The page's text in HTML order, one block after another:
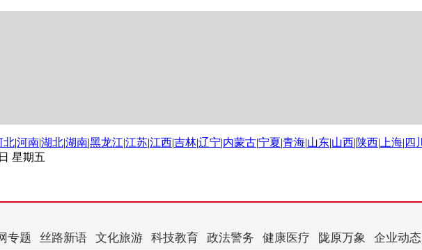
北|河南|湖北|湖南|黑龙江|江苏|江西|吉林|辽宁|内蒙古|宁夏|青海|山东|山西|陕西| 上海| 四川
星期五
专题 丝路新语 文化旅游 科技教育 政法警务 健康医疗 陇原万象 企业动态